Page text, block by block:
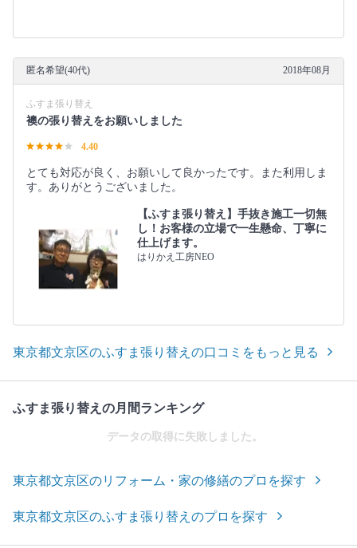
匿名希望(40代) 2018年08月
ふすま張り替え
襖の張り替えをお願いしました
4.40
とても対応が良く、お願いして良かったです。また利用しま
す。ありがとうございました。
【ふすま張り替え】手抜き施工一切無
し！お客様の立場で一生懸命、丁寧に
仕上げます。
はりかえ工房NEO
東京都文京区のふすま張り替えの口コミをもっと見る
ふすま張り替えの月間ランキング
データの取得に失敗しました。
東京都文京区のリフォーム・家の修繕のプロを探す
東京都文京区のふすま張り替えのプロを探す